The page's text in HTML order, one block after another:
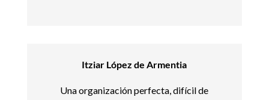
Itziar López de Armentia
Una organización perfecta, difícil de